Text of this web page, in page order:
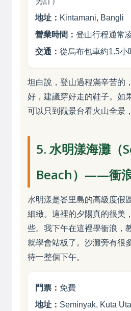
地址： Kintamani, Bangli
營業時間： 登山行程通常
交通： 從烏布包車約1.5小
坦白說，登山過程滿辛苦的
好，建議穿好走的鞋子。如
可以只到觀景台看火山全景
5. 水明漾海灘（
Beach）——衝
水明漾是峇里島的高級度假
細緻。這裡的夕陽真的很美
些。我下午在這裡學衝浪，
就學會站板了。沙灘旁有很
待一整個下午。
門票： 免費
地址： Seminyak, Kuta